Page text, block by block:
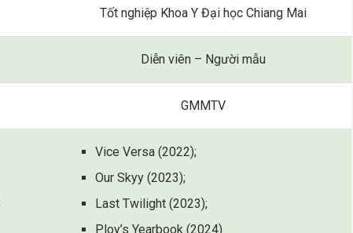
Tốt nghiệp Khoa Y Đại học Chiang Mai
Diễn viên – Người mẫu
GMMTV
Vice Versa (2022);
Our Skyy (2023);
Last Twilight (2023);
Ploy’s Yearbook (2024)